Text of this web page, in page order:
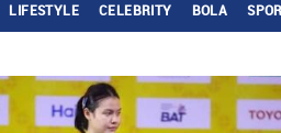
LIFESTYLE CELEBRITY BOLA